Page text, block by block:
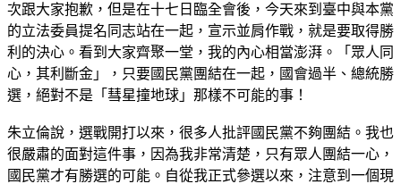
次跟大家抱歉，但是在十七日臨全會後，今天來到臺中與本黨
的立法委員提名同志站在一起，宣示並肩作戰，就是要取得勝
利的決心。看到大家齊聚一堂，我的內心相當澎湃。「眾人同
心，其利斷金」，只要國民黨團結在一起，國會過半、總統勝
選，絕對不是「彗星撞地球」那樣不可能的事！
朱立倫說，選戰開打以來，很多人批評國民黨不夠團結。我也
很嚴肅的面對這件事，因為我非常清楚，只有眾人團結一心，
國民黨才有勝選的可能。自從我正式參選以來，注意到一個現